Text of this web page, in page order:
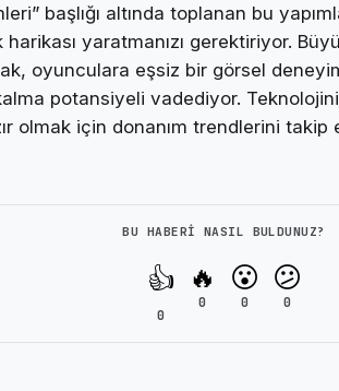
başlığı altında toplanan bu
yaratmanızı gerektiriyor.
oyunculara eşsiz bir görsel
potansiyeli vadediyor.
olmak için donanım trendlerini takip
BU HABERI NASIL BULDUNUZ?
👍
0
🔥
0
😮
0
😕
0